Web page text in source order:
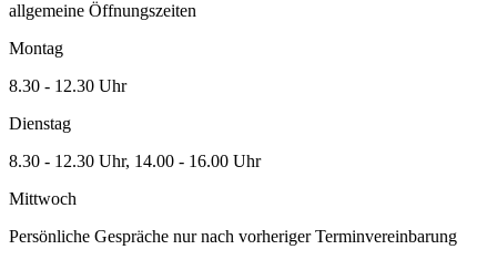
allgemeine Öffnungszeiten
Montag
8.30 - 12.30 Uhr
Dienstag
8.30 - 12.30 Uhr, 14.00 - 16.00 Uhr
Mittwoch
Persönliche Gespräche nur nach vorheriger Terminvereinbarung